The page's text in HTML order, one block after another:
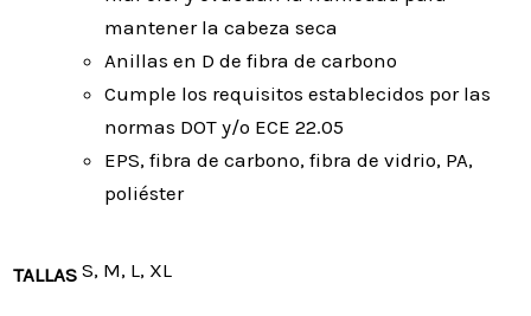
mantener la cabeza seca
Anillas en D de fibra de carbono
Cumple los requisitos establecidos por las
normas DOT y/o ECE 22.05
EPS, fibra de carbono, fibra de vidrio, PA,
poliéster
TALLAS S, M, L, XL